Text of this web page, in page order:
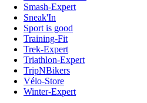
Smash-Expert
Sneak'In
Sport is good
Training-Fit
Trek-Expert
Triathlon-Expert
TripNBikers
Vélo-Store
Winter-Expert